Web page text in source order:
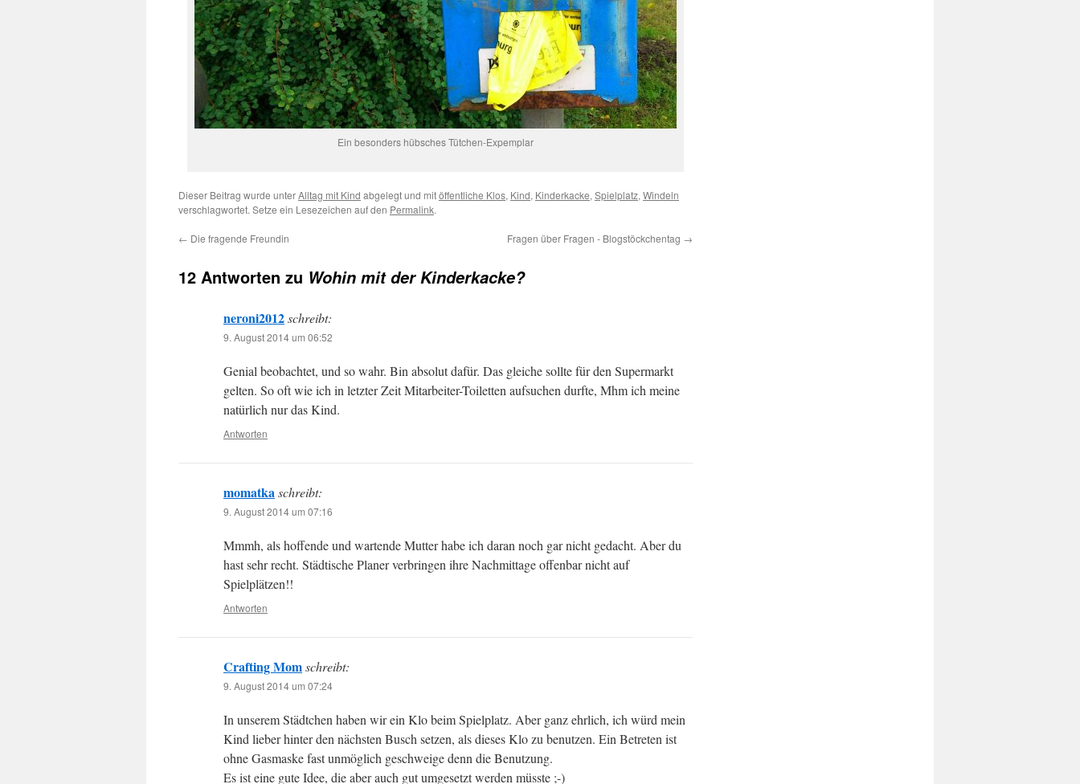
Ein besonders hübsches Tütchen-Expemplar
Dieser Beitrag wurde unterAlltag mit Kind abgelegt und mitöffentliche Klos, Kind, Kinderkacke, Spielplatz, Windeln
verschlagwortet. Setze ein Lesezeichen auf den Permalink.
← Die fragende Freundin Fragen über Fragen - Blogstöckchentag →
12 Antworten zu Wohin mit der Kinderkacke?
neroni2012schreibt:
9. August 2014 um 06:52
Genial beobachtet, und so wahr. Bin absolut dafür. Das gleiche sollte für den Supermarkt
gelten. So oft wie ich in letzter Zeit Mitarbeiter-Toiletten aufsuchen durfte, Mhm ich meine
natürlich nur das Kind.
Antworten
momatkaschreibt:
9. August 2014 um 07:16
Mmmh, als hoffende und wartende Mutter habe ich daran noch gar nicht gedacht. Aber du
hast sehr recht. Städtische Planer verbringen ihre Nachmittage offenbar nicht auf
Spielplätzen!!
Antworten
Crafting Momschreibt:
9. August 2014 um 07:24
In unserem Städtchen haben wir ein Klo beim Spielplatz. Aber ganz ehrlich, ich würd mein
Kind lieber hinter den nächsten Busch setzen, als dieses Klo zu benutzen. Ein Betreten ist
ohne Gasmaske fast unmöglich geschweige denn die Benutzung.
Es ist eine gute Idee, die aber auch gut umgesetzt werden müsste ;-)